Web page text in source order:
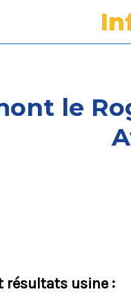
le
résultats usine :